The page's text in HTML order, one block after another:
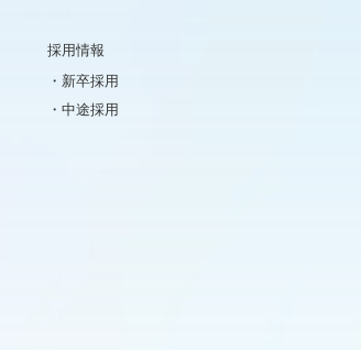
採用情報
新卒採用
中途採用